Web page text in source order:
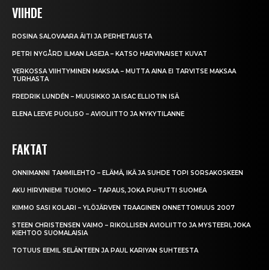
VIIHDE
ROSINA SALOVAARA ÄITI JA PERHETAUSTA
PETRI NYGÅRD ILMAN LASEJA – KATSO HARVINAISET KUVAT
VERKOSSA VIIHTYMINEN MAKSAA – MUTTA AINA EI TARVITSE MAKSAA
TURHASTA
FREDRIK LUNDÉN – MUUSIKKO JA ISAC ELLIOTIN ISÄ
ELENA LEEVE PUOLISO – AVIOLIITTO JA NYKYTILANNE
FAKTAT
ONNIMANNI TAMMILEHTO – ELÄMÄ, IKÄ JA SUHDE TOPI SORSAKOSKEEN
AKU HIRVINIEMI TUOMIO – TAPAUS, JOKA PUHUTTI SUOMEA
KIMMO SASI KOLARI – YLÖJÄRVEN TRAAGINEN ONNETTOMUUS 2007
STEEN CHRISTENSEN VAIMO – RIKOLLISEN AVIOLIITTO JA MYSTEERI, JOKA
KIEHTOO SUOMALAISIA
TOTUUS EEMIL SELÄNTEEN JA PAUL KARIYAN SUHTEESTA